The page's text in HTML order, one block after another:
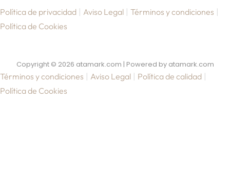
Política de privacidad | Aviso Legal | Términos y condiciones |
Política de Cookies
Copyright © 2026 atamark.com | Powered by atamark.com
Términos y condiciones | Aviso Legal | Política de calidad |
Política de Cookies